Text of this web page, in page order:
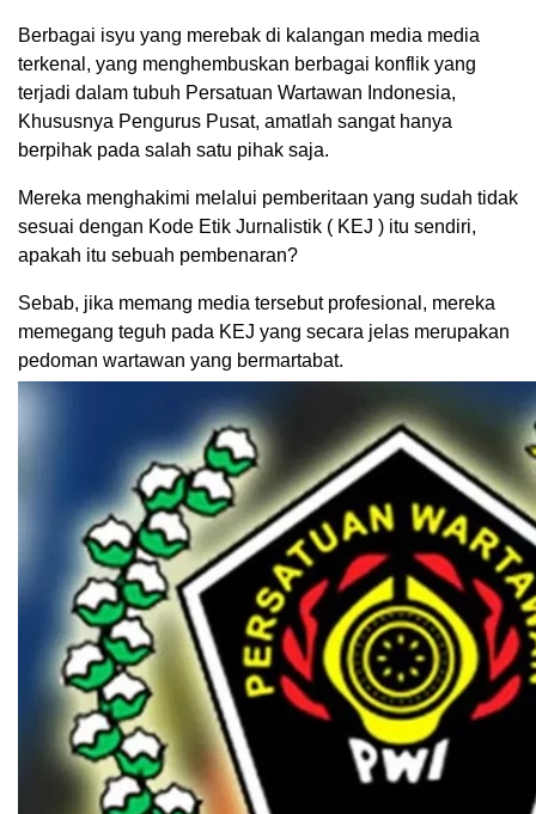
Berbagai isyu yang merebak di kalangan media media
terkenal, yang menghembuskan berbagai konflik yang
terjadi dalam tubuh Persatuan Wartawan Indonesia,
Khususnya Pengurus Pusat, amatlah sangat hanya
berpihak pada salah satu pihak saja.
Mereka menghakimi melalui pemberitaan yang sudah tidak
sesuai dengan Kode Etik Jurnalistik ( KEJ ) itu sendiri,
apakah itu sebuah pembenaran?
Sebab, jika memang media tersebut profesional, mereka
memegang teguh pada KEJ yang secara jelas merupakan
pedoman wartawan yang bermartabat.